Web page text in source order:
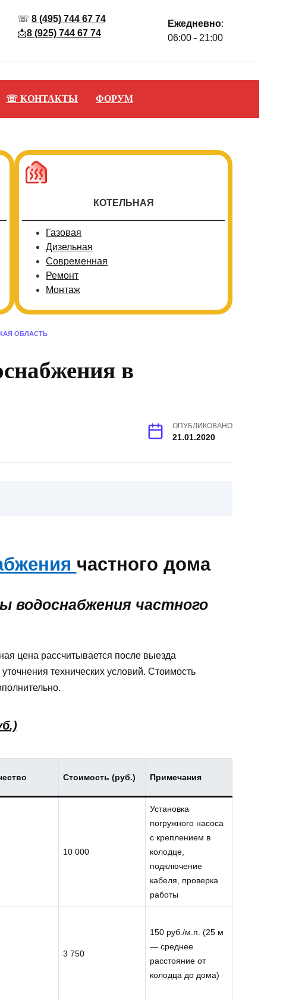
☏ 8 (495) 744 67 74
📩8 (925) 744 67 74
Ежедневно:
06:00 - 21:00
☏ КОНТАКТЫ ФОРУМ
КОТЕЛЬНАЯ
Газовая
Дизельная
Современная
Ремонт
Монтаж
ОБЛАСТЬ
в
ОПУБЛИКОВАНО
21.01.2020
частного дома
частного
цена рассчитывается после выезда
технических условий. Стоимость
Стоимость (руб.) Примечания
10 000
Установка
погружного насоса
с креплением в
колодце,
подключение
кабеля, проверка
работы
3 750
150 руб./м.п. (25 м
— среднее
расстояние от
колодца до дома)